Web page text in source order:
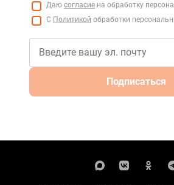
Даю согласие на обработку
С Политикой обработки
Подписаться